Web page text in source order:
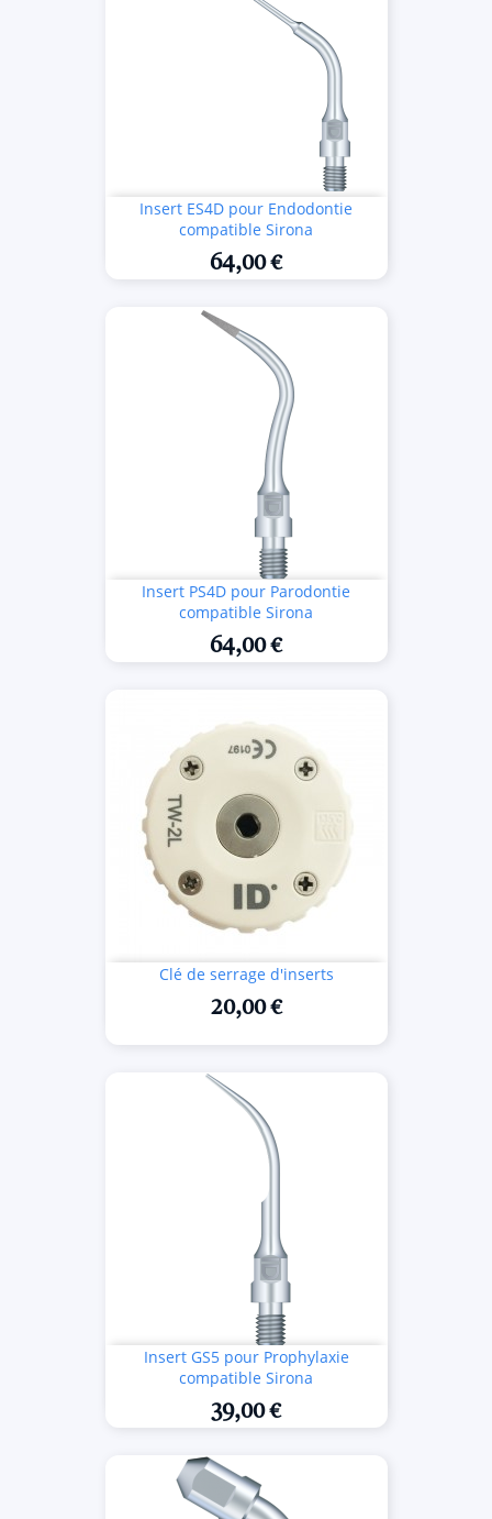
Insert ES4D pour Endodontie
compatible Sirona
64,00 €
Insert PS4D pour Parodontie
compatible Sirona
64,00 €
Clé de serrage d'inserts
20,00 €
Insert GS5 pour Prophylaxie
compatible Sirona
39,00 €